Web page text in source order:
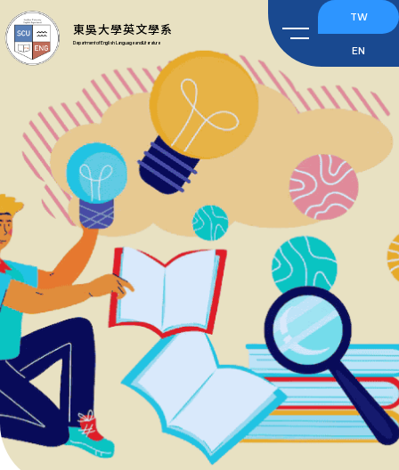
東吳大學英文學系
Department of English Language and Literature
TW
EN